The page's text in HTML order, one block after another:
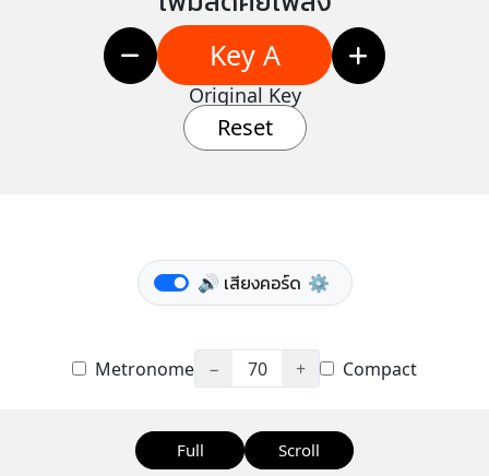
Key A
Original Key
Reset
🔊 เสียงคอร์ด ⚙️
Metronome − 70 + Compact
Full Scroll